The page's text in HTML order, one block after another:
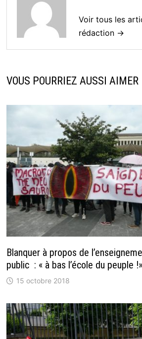
Voir tous les
rédaction →
VOUS POURRIEZ AUSSI AIMER
Blanquer à propos de
public : « à bas l’école du peuple !»
15 octobre 2018